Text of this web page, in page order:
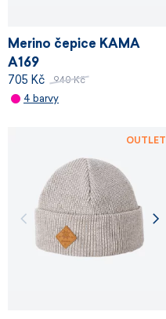
Merino čepice KAMA
A169
705 Kč 940 Kč
4 barvy
OUTLET